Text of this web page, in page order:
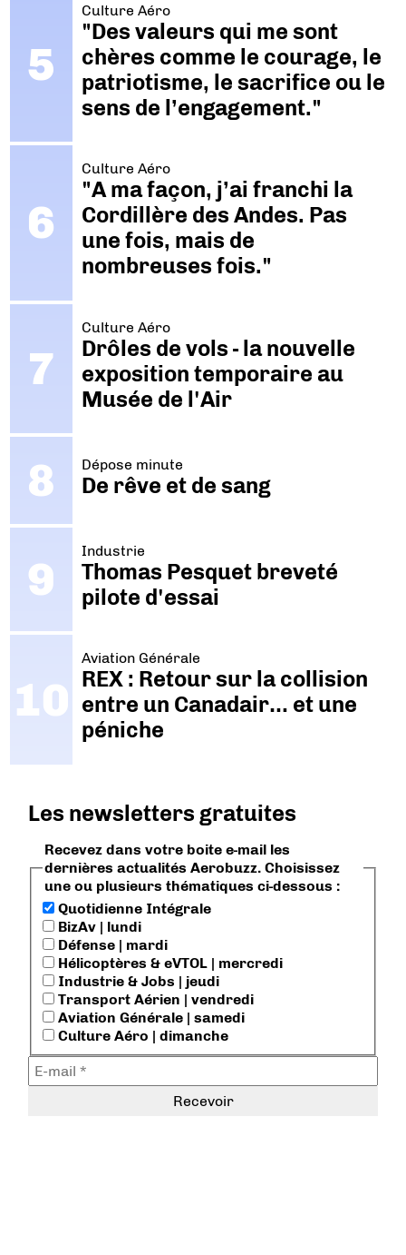
Culture Aéro
"Des valeurs qui me sont
chères comme le courage, le
patriotisme, le sacrifice ou le
sens de l’engagement."
Culture Aéro
"A ma façon, j’ai franchi la
Cordillère des Andes. Pas
une fois, mais de
nombreuses fois."
Culture Aéro
Drôles de vols - la nouvelle
exposition temporaire au
Musée de l'Air
Dépose minute
De rêve et de sang
Industrie
Thomas Pesquet breveté
pilote d'essai
Aviation Générale
REX : Retour sur la collision
entre un Canadair… et une
péniche
Les newsletters gratuites
Recevez dans votre boite e-mail les
dernières actualités Aerobuzz. Choisissez
une ou plusieurs thématiques ci-dessous :
Quotidienne Intégrale
BizAv | lundi
Défense | mardi
Hélicoptères & eVTOL | mercredi
Industrie & Jobs | jeudi
Transport Aérien | vendredi
Aviation Générale | samedi
Culture Aéro | dimanche